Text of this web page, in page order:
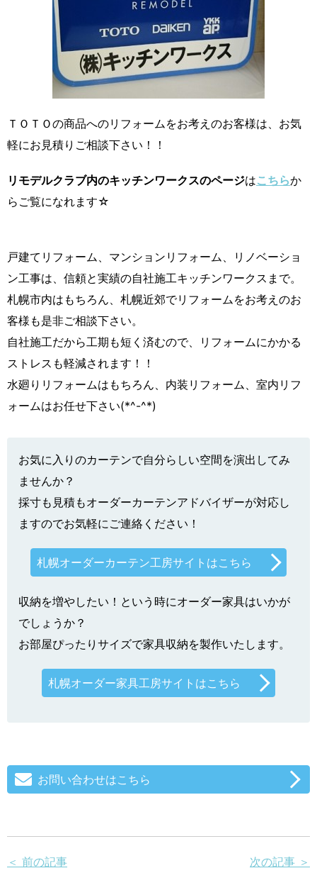
ＴＯＴＯの商品へのリフォームをお考えのお客様は、お気
軽にお見積りご相談下さい！！
リモデルクラブ内のキッチンワークスのページはこちらか
らご覧になれます☆
戸建てリフォーム、マンションリフォーム、リノベーショ
ン工事は、信頼と実績の自社施工キッチンワークスまで。
札幌市内はもちろん、札幌近郊でリフォームをお考えのお
客様も是非ご相談下さい。
自社施工だから工期も短く済むので、リフォームにかかる
ストレスも軽減されます！！
水廻りリフォームはもちろん、内装リフォーム、室内リフ
ォームはお任せ下さい(*^-^*)
お気に入りのカーテンで自分らしい空間を演出してみ
ませんか？
採寸も見積もオーダーカーテンアドバイザーが対応し
ますのでお気軽にご連絡ください！
札幌オーダーカーテン工房サイトはこちら
収納を増やしたい！という時にオーダー家具はいかが
でしょうか？
お部屋ぴったりサイズで家具収納を製作いたします。
札幌オーダー家具工房サイトはこちら
お問い合わせはこちら
＜ 前の記事 次の記事 ＞